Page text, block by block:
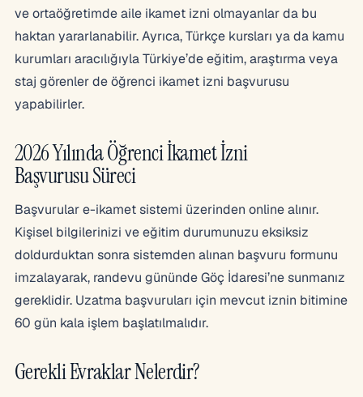
ve ortaöğretimde aile ikamet izni olmayanlar da bu
haktan yararlanabilir. Ayrıca, Türkçe kursları ya da kamu
kurumları aracılığıyla Türkiye’de eğitim, araştırma veya
staj görenler de öğrenci ikamet izni başvurusu
yapabilirler.
2026 Yılında Öğrenci İkamet İzni
Başvurusu Süreci
Başvurular e-ikamet sistemi üzerinden online alınır.
Kişisel bilgilerinizi ve eğitim durumunuzu eksiksiz
doldurduktan sonra sistemden alınan başvuru formunu
imzalayarak, randevu gününde Göç İdaresi’ne sunmanız
gereklidir. Uzatma başvuruları için mevcut iznin bitimine
60 gün kala işlem başlatılmalıdır.
Gerekli Evraklar Nelerdir?